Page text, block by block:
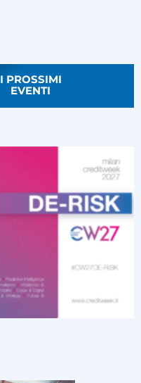
I PROSSIMI
EVENTI